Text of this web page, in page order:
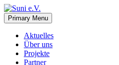
Skip
to
content
Suni e.V.
Deutsch-Namibischer Verein, zur
Nachhaltigkeitsziele
Primary Menu
Aktuelles
Über uns
Projekte
Partner